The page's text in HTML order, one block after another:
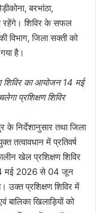
बरभांठा,
रहेंगे। शिविर के सफल
विभाग, जिला सक्ती को
है।
शिविर का आयोजन 14 मई
प्रशिक्षण शिविर
निर्देशानुसार तथा जिला
तत्वावधान में प्रतिवर्ष
खेल प्रशिक्षण शिविर
14 मई 2026 से 04 जून
उक्त प्रशिक्षण शिविर में
खिलाड़ियों को